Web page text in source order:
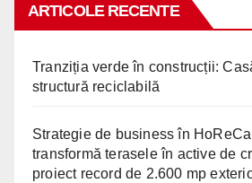
ARTICOLE RECENTE
Tranziția verde în construcții:
structură reciclabilă
Strategie de business în
transformă terasele în active de
proiect record de 2.600 mp